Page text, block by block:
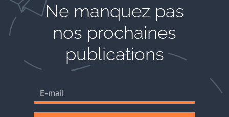
Ne manquez pas
nos prochaines
publications